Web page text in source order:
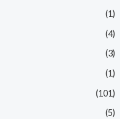
(1)
(4)
(3)
(1)
(101)
(5)